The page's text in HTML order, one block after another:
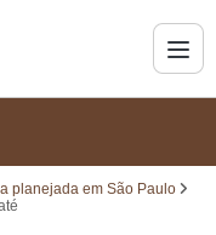
planejada em São Paulo